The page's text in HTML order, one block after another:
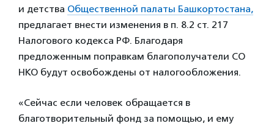
и детства Общественной палаты Башкортостана,
предлагает внести изменения в п. 8.2 ст. 217
Налогового кодекса РФ. Благодаря
предложенным поправкам благополучатели СО
НКО будут освобождены от налогообложения.
«Сейчас если человек обращается в
благотворительный фонд за помощью, и ему